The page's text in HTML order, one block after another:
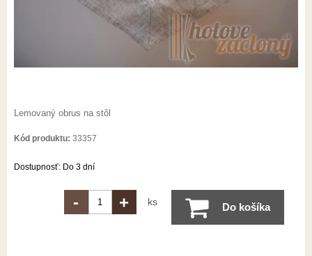
Lemovaný obrus na stôl
Kód produktu: 33357
Dostupnosť: Do 3 dní
- + ks Do košíka